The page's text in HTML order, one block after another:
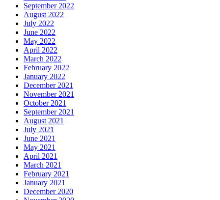
September 2022
August 2022
July 2022
June 2022
May 2022
April 2022
March 2022
February 2022
January 2022
December 2021
November 2021
October 2021
September 2021
August 2021
July 2021
June 2021
May 2021
April 2021
March 2021
February 2021
January 2021
December 2020